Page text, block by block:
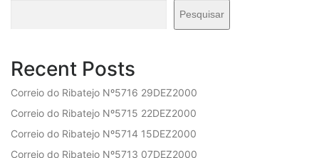
Pesquisar
Recent Posts
Correio do Ribatejo Nº5716 29DEZ2000
Correio do Ribatejo Nº5715 22DEZ2000
Correio do Ribatejo Nº5714 15DEZ2000
Correio do Ribatejo Nº5713 07DEZ2000